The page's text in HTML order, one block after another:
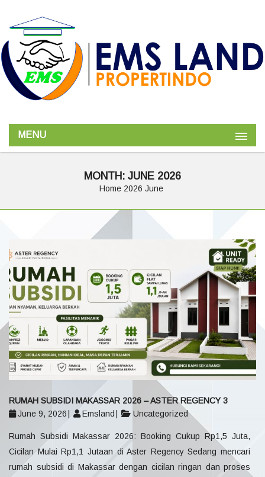
MENU
MONTH: JUNE 2026
Home 2026 June
RUMAH SUBSIDI MAKASSAR 2026 – ASTER REGENCY 3
June 9, 2026
Emsland Uncategorized
Rumah Subsidi Makassar 2026: Booking Cukup Rp1,5 Juta,
Cicilan Mulai Rp1,1 Jutaan di Aster Regency Sedang mencari
rumah subsidi di Makassar dengan cicilan ringan dan proses